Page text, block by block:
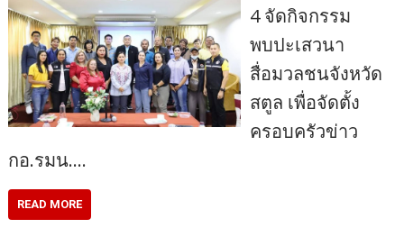
4 จัดกิจกรรม
พบปะเสวนา
สื่อมวลชนจังหวัด
สตูล เพื่อจัดตั้ง
ครอบครัวข่าว
กอ.รมน.…
READ MORE